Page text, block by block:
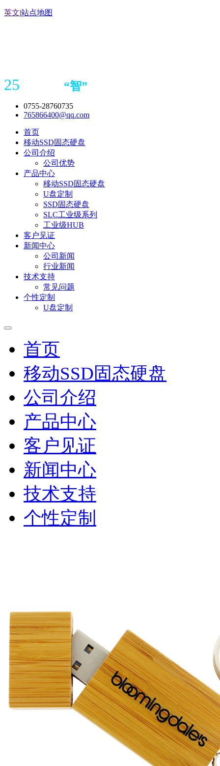
英文|站点地图
25 “智”
0755-28760735
765866400@qq.com
首页
移动SSD固态硬盘
公司介绍
公司优势
产品中心
移动SSD固态硬盘
U盘定制
SSD固态硬盘
SLC工业级系列
工业级HUB
客户见证
新闻中心
公司新闻
行业新闻
技术支持
常见问题
个性定制
U盘定制
首页
移动SSD固态硬盘
公司介绍
产品中心
客户见证
新闻中心
技术支持
个性定制